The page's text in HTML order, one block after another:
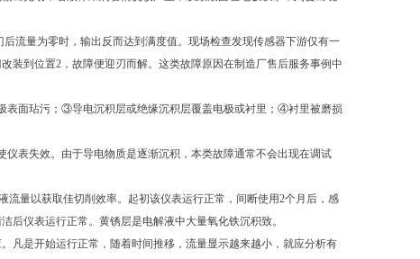
流量为零时，输出反而达到满度值。现场检查发现传感器下游仅有一
装到位置2，故障便迎刃而解。这类故障原因在制造厂售后服务事例中
表面玷污；③导电沉积层或绝缘沉积层覆盖电极或衬里；④衬里被磨损
表失效。由于导电物质是逐渐沉积，本类故障通常不会出现在调试
量以获取佳切削效率。起初该仪表运行正常，间断使用2个月后，感
后仪表运行正常。黄锈层是电解液中大量氧化铁沉积致。
凡是开始运行正常，随着时间推移，流量显示越来越小，就应分析有